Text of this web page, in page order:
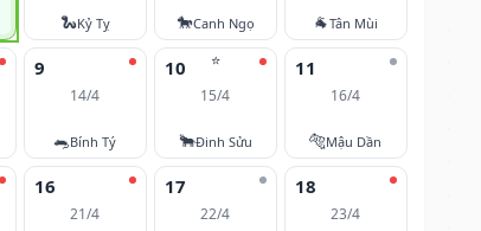
🐍Kỷ Tỵ 🐎Canh Ngọ 🐐Tân Mùi
9
14/4
🐀Bính Tý
⭐
10
15/4
🐂Đinh Sửu
11
16/4
🐅Mậu Dần
16
21/4
17
22/4
18
23/4